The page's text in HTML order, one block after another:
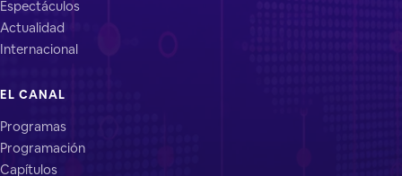
Espectáculos
Actualidad
Internacional
EL CANAL
Programas
Programación
Capítulos